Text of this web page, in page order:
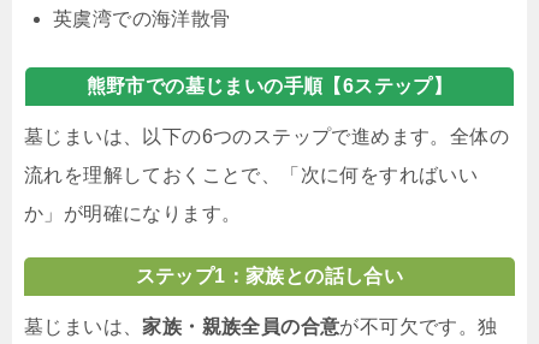
英虞湾での海洋散骨
熊野市での墓じまいの手順【6ステップ】
墓じまいは、以下の6つのステップで進めます。全体の
流れを理解しておくことで、「次に何をすればいい
か」が明確になります。
ステップ1：家族との話し合い
墓じまいは、 家族・親族全員の合意が不可欠です。独